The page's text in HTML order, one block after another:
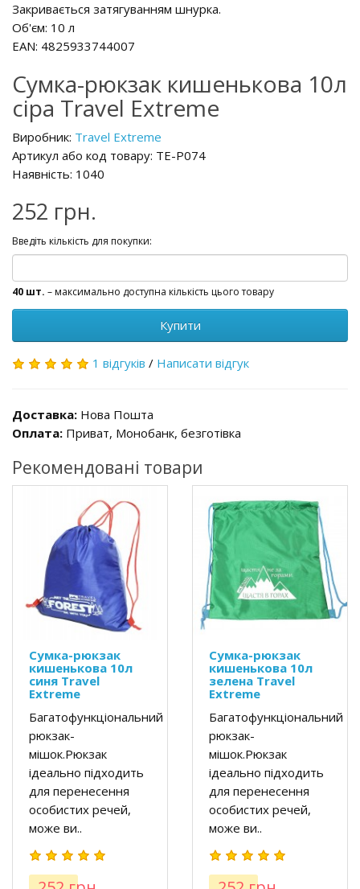
Закривається затягуванням шнурка.
Об'єм: 10 л
EAN: 4825933744007
Сумка-рюкзак кишенькова 10л
сіра Travel Extreme
Виробник: Travel Extreme
Артикул або код товару: TE-P074
Наявність: 1040
252 грн.
Введіть кількість для покупки:
40 шт. – максимально доступна кількість цього товару
Купити
1 відгуків / Написати відгук
Доставка: Нова Пошта
Оплата: Приват, Монобанк, безготівка
Рекомендовані товари
Сумка-рюкзак
кишенькова 10л
синя Travel
Extreme
Багатофункціональний
рюкзак-
мішок.Рюкзак
ідеально підходить
для перенесення
особистих речей,
може ви..
Сумка-рюкзак
кишенькова 10л
зелена Travel
Extreme
Багатофункціональний
рюкзак-
мішок.Рюкзак
ідеально підходить
для перенесення
особистих речей,
може ви..